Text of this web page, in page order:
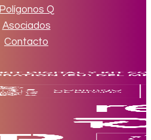
Polígonos Q
Asociados
Contacto